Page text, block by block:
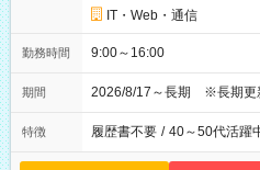
IT・Web・通信
勤務時間 9:00～16:00
期間 2026/8/17～長期 ※長期更
特徴 履歴書不要 / 40～50代活躍